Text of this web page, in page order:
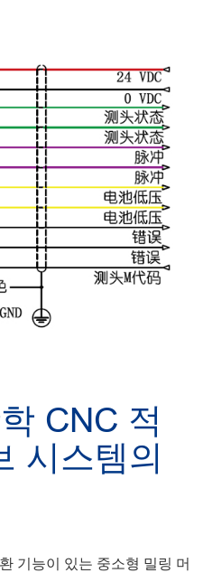
CNC 적
시스템의
기능이 있는 중소형 밀링 머